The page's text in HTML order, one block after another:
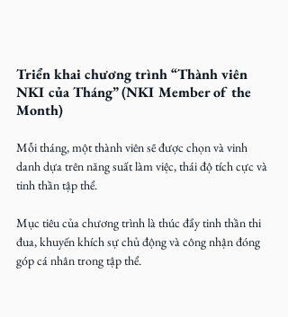
Triển khai chương trình “Thành viên
NKI của Tháng” (NKI Member of the
Month)
Mỗi tháng, một thành viên sẽ được chọn và vinh
danh dựa trên năng suất làm việc, thái độ tích cực và
tinh thần tập thể.
Mục tiêu của chương trình là thúc đẩy tinh thần thi
đua, khuyến khích sự chủ động và công nhận đóng
góp cá nhân trong tập thể.